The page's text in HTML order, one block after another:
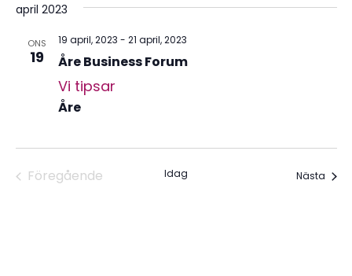
datum.
april 2023
ONS
19
19 april, 2023 - 21 april, 2023
Åre Business Forum
Vi tipsar
Åre
Föregående
Idag Nästa